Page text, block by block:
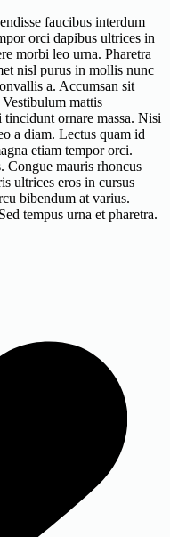
faucibus interdum
orci dapibus ultrices in
morbi leo urna. Pharetra
nisl purus in mollis nunc
a. Accumsan sit
mattis
ornare massa. Nisi
a diam. Lectus quam id
etiam tempor orci.
Congue mauris rhoncus
ultrices eros in cursus
bibendum at varius.
tempus urna et pharetra.